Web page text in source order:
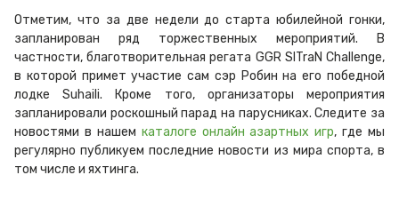
Отметим, что за две недели до старта юбилейной гонки,
запланирован ряд торжественных мероприятий. В
частности, благотворительная регата GGR SITraN Challenge,
в которой примет участие сам сэр Робин на его победной
лодке Suhaili. Кроме того, организаторы мероприятия
запланировали роскошный парад на парусниках. Следите за
новостями в нашем каталоге онлайн азартных игр, где мы
регулярно публикуем последние новости из мира спорта, в
том числе и яхтинга.